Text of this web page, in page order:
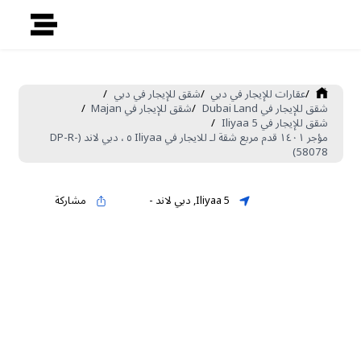
/عقارات للإيجار في دبي /شقق للإيجار في دبي /
شقق للإيجار في Dubai Land /شقق للإيجار في Majan /
شقق للإيجار في Iliyaa 5 /
مؤجر ١٤٠١ قدم مربع شقة لـ للايجار في Iliyaa ٥ ، دبي لاند (DP-R-
58078)
Iliyaa 5
,دبي لاند- مشاركة